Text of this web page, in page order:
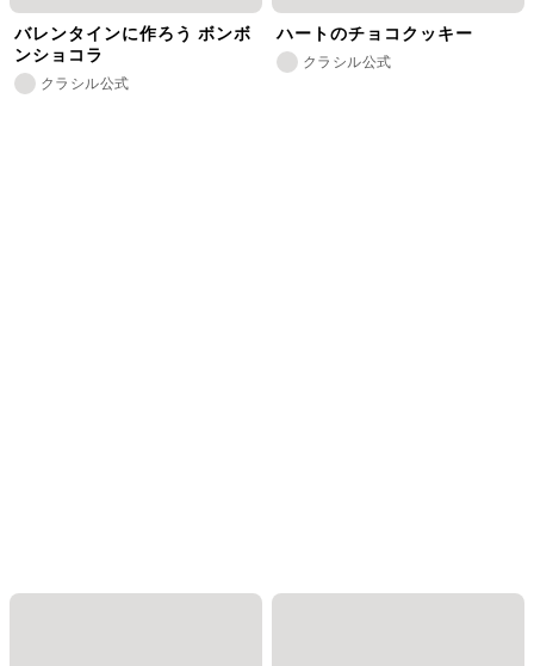
バレンタインに作ろう ボンボ
ンショコラ
クラシル公式
ハートのチョコクッキー
クラシル公式